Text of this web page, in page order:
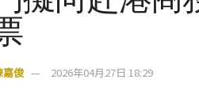
嘉俊 2026年04月27日 18:29